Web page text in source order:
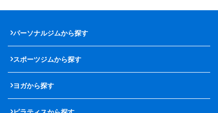
パーソナルジムから探す
スポーツジムから探す
ヨガから探す